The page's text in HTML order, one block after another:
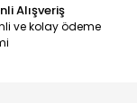
Alışveriş
ve kolay ödeme